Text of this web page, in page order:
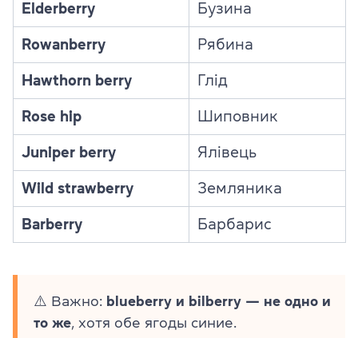
Elderberry Бузина
Rowanberry Рябина
Hawthorn berry Глід
Rose hip Шиповник
Juniper berry Ялівець
Wild strawberry Земляника
Barberry Барбарис
⚠️ Важно: blueberry и bilberry — не одно и
то же, хотя обе ягоды синие.